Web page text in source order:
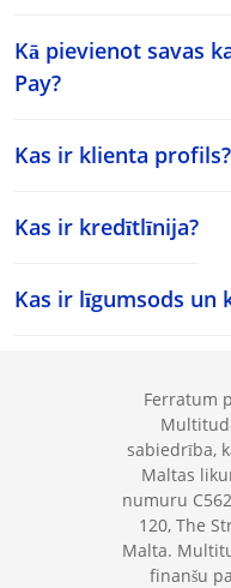
Kā pievienot savas
Pay?
Kas ir klienta profils?
Kas ir kredītlīnija?
Kas ir līgumsods un
Ferratum
sabiedrība,
Maltas
numuru
120, The
Malta.
finanšu